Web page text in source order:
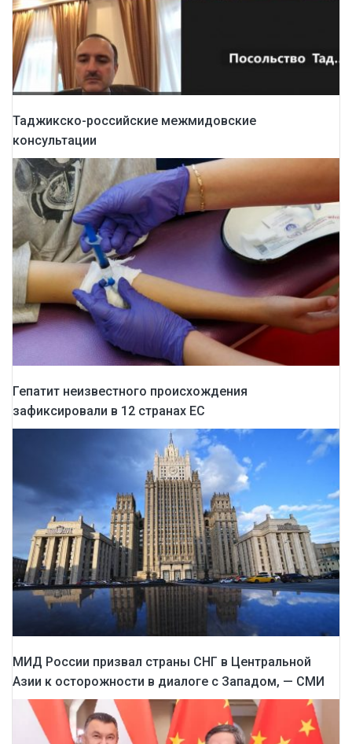
Таджикско-российские межмидовские
консультации
Гепатит неизвестного происхождения
зафиксировали в 12 странах ЕС
МИД России призвал страны СНГ в Центральной
Азии к осторожности в диалоге с Западом, — СМИ